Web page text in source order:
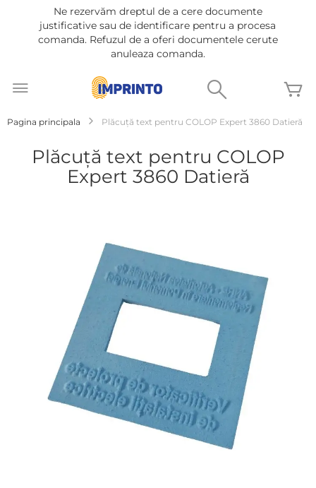
Ne rezervăm dreptul de a cere documente
justificative sau de identificare pentru a procesa
comanda. Refuzul de a oferi documentele cerute
anuleaza comanda.
la
Pagina principala Plăcuță text pentru COLOP Expert 3860 Datieră
Plăcuță text pentru COLOP
Expert 3860 Datieră